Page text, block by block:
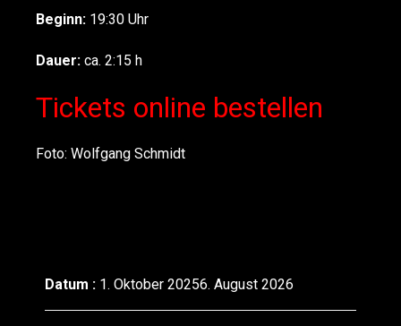
Beginn: 19:30 Uhr
Dauer: ca. 2:15 h
Tickets online bestellen
Foto: Wolfgang Schmidt
Datum : 1. Oktober 20256. August 2026